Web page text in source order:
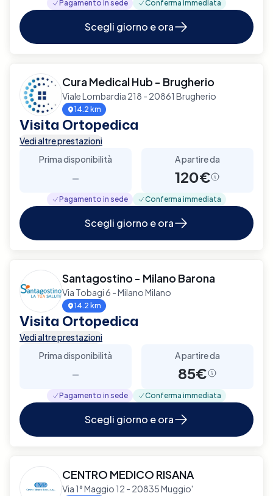
Pagamento in sede Conferma immediata
Scegli giorno e ora
Cura Medical Hub - Brugherio
Viale Lombardia 218 - 20861 Brugherio
14.2 km
Visita Ortopedica
Vedi altre prestazioni
Prima disponibilità
-
A partire da
120€
Pagamento in sede Conferma immediata
Scegli giorno e ora
Santagostino - Milano Barona
Via Tobagi 6 - Milano Milano
14.2 km
Visita Ortopedica
Vedi altre prestazioni
Prima disponibilità
-
A partire da
85€
Pagamento in sede Conferma immediata
Scegli giorno e ora
CENTRO MEDICO RISANA
Via 1° Maggio 12 - 20835 Muggio'